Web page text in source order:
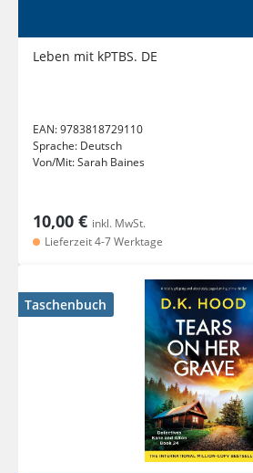
Leben mit kPTBS. DE
EAN:9783818729110
Sprache: Deutsch
Von/Mit:Sarah Baines
10,00 € inkl. MwSt.
Lieferzeit 4-7 Werktage
Taschenbuch